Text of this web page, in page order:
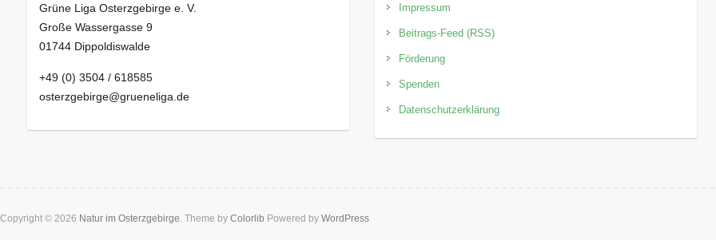
Grüne Liga Osterzgebirge e. V.
Große Wassergasse 9
01744 Dippoldiswalde
+49 (0) 3504 / 618585
osterzgebirge@grueneliga.de
Impressum
Beitrags-Feed (RSS)
Förderung
Spenden
Datenschutzerklärung
Copyright © 2026 Natur im Osterzgebirge . Theme by Colorlib Powered by WordPress